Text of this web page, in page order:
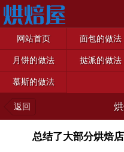
网站首页 面包的做法
月饼的做法 挞派的做法
慕斯的做法
返回
总结了大部分烘焙